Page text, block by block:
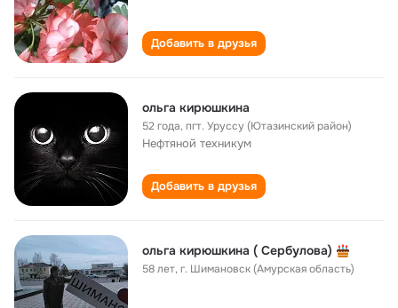
Добавить в друзья
ольга кирюшкина
52 года,пгт. Уруссу (Ютазинский район)
Нефтяной техникум
Добавить в друзья
ольга кирюшкина ( Сербулова)
58 лет,г. Шимановск (Амурская область)